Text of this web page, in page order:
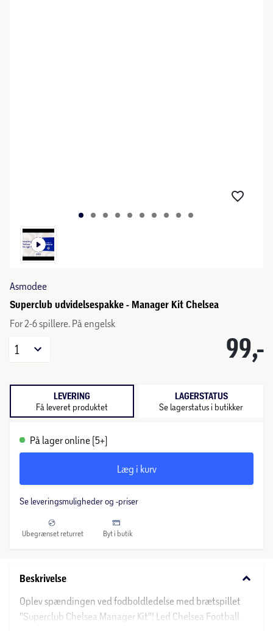
Asmodee
Superclub udvidelsespakke - Manager Kit Chelsea
For 2-6 spillere. På engelsk
99,-
1
LEVERING
Få leveret produktet
LAGERSTATUS
Se lagerstatus i butikker
På lager online (5+)
Læg i kurv
Se leveringsmuligheder og -priser
Ubegrænset returret Byt i butik
Beskrivelse keyboard_arrow_down
Oplev spændingen ved fodboldledelse med brætspillet
"Superclub Chelsea Manager Kit"! Led Chelsea Football